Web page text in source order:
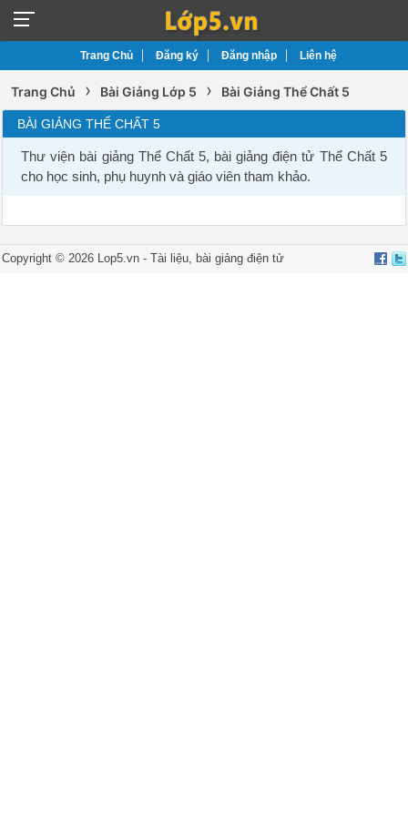
Trang Chủ Đăng ký Đăng nhập Liên hệ
Trang Chủ › Bài Giảng Lớp 5 › Bài Giảng Thể Chất 5
BÀI GIẢNG THỂ CHẤT 5
Thư viện bài giảng Thể Chất 5, bài giảng điện tử Thể Chất 5
cho học sinh, phụ huynh và giáo viên tham khảo.
Copyright © 2026 Lop5.vn -Tài liệu, bài giảng điện tử